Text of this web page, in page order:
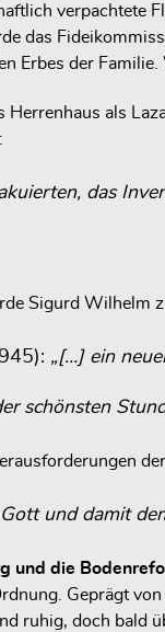
verpachtete
das
Erbes der Familie.
Herrenhaus als
das
Sigurd Wilhelm
„[…] ein
schönsten
und damit
und die
Geprägt
ruhig, doch bald